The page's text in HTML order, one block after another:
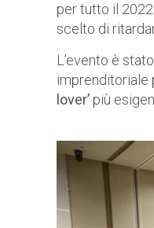
per tutto il 2022
scelto di
L’evento è
imprenditoriale
lover’più